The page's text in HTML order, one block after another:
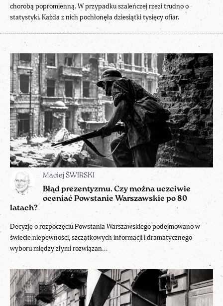
Maciej ŚWIRSKI
Błąd prezentyzmu. Czy można uczciwie
oceniać Powstanie Warszawskie po 80
latach?
Decyzję o rozpoczęciu Powstania Warszawskiego podejmowano w
świecie niepewności, szczątkowych informacji i dramatycznego
wyboru między złymi rozwiązan...
chorobą popromienną. W przypadku szaleńczej rzezi trudno o
statystyki. Każda z nich pochłonęła dziesiątki tysięcy ofiar.